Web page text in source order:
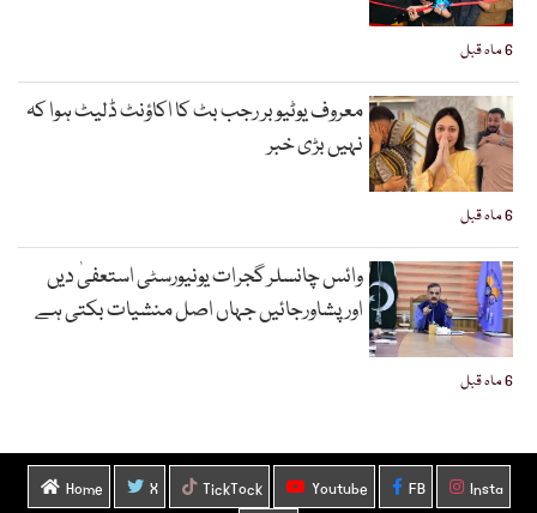
6 ماہ قبل
6 ماہ قبل
معروف یوٹیوبر رجب بٹ کا اکاؤنٹ ڈلیٹ ہوا کہ
نہیں بڑی خبر
6 ماہ قبل
وائس چانسلر گجرات یونیورسٹی استعفیٰ دیں
اورپشاورجائیں جہاں اصل منشیات بکتی ہے
Home X TickTock Youtube FB Insta